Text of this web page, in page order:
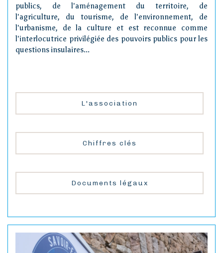
publics, de l'aménagement du territoire, de
l'agriculture, du tourisme, de l'environnement, de
l'urbanisme, de la culture et est reconnue comme
l'interlocutrice privilégiée des pouvoirs publics pour les
questions insulaires...
L'association
Chiffres clés
Documents légaux